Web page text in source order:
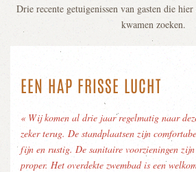
Drie recente getuigenissen van gasten die
kwamen zoeken.
EEN HAP FRISSE LUCHT
« Wij komen al drie jaar regelmatig naar
zeker terug. De standplaatsen zijn
fijn en rustig. De sanitaire voorzieningen
proper. Het overdekte zwembad is een